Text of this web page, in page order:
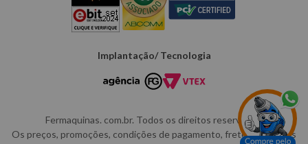
Implantação/ Tecnologia
Fermaquinas. com.br. Todos os direitos reservados.
Os preços, promoções, condições de pagamento, frete e produtos